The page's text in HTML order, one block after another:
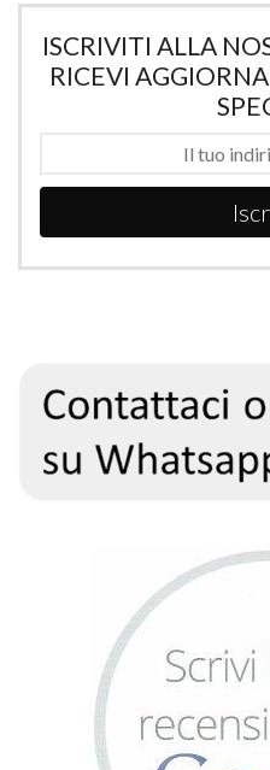
ISCRIVITI ALLA
RICEVI